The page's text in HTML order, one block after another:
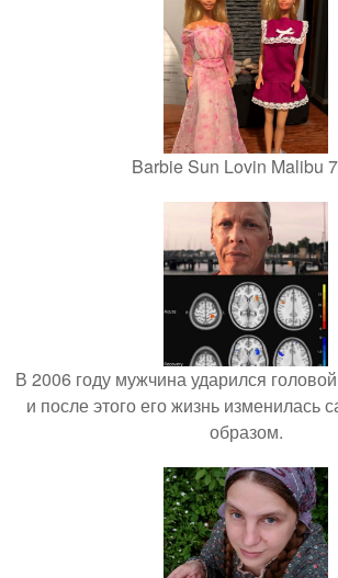
Barbie Sun Lovin Malibu
В 2006 году мужчина ударился
и после этого его жизнь изменилась
образом.